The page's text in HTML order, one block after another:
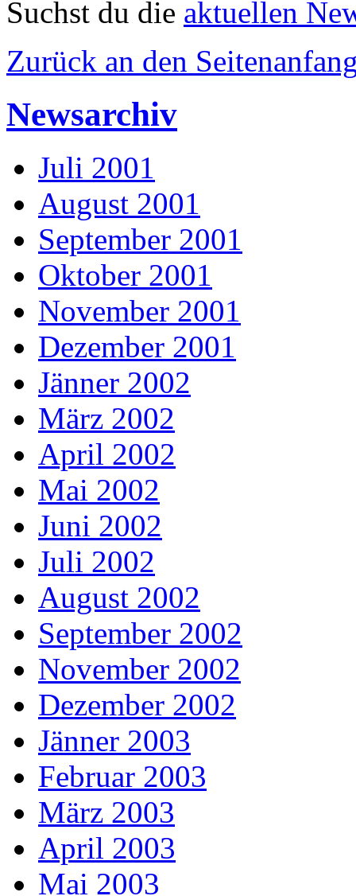
Suchst du die aktuellen
Zurück an den
Newsarchiv
Juli 2001
August 2001
September 2001
Oktober 2001
November 2001
Dezember 2001
Jänner 2002
März 2002
April 2002
Mai 2002
Juni 2002
Juli 2002
August 2002
September 2002
November 2002
Dezember 2002
Jänner 2003
Februar 2003
März 2003
April 2003
Mai 2003